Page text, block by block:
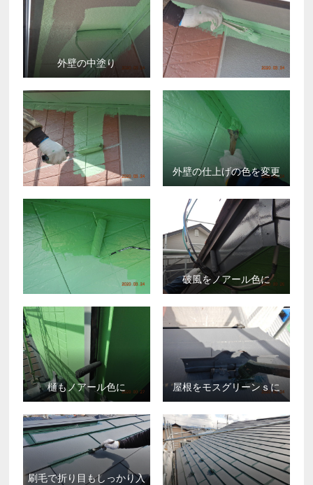
外壁の中塗り
外壁の仕上げの色を変更
破風をノアール色に
樋もノアール色に 屋根をモスグリーンｓに
刷毛で折り目もしっかり入